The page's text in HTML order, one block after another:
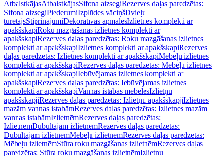
AtbalstkājasAtbalstkājasSifona aizsegiRezerves daļas paredzētas:
Sifona aizsegiPiederumiIzplūdes vāciņšDvieļu
turētājsStiprinājumiDekoratīvās apmalesIzlietnes komplekti ar
apakšskapiRoku mazgāšanas izlietnes komplekti ar
apakšskapiRezerves daļas paredzētas: Roku mazgāšanas izlietnes
komplekti ar apakšskapiIzlietnes komplekti ar apakšskapiRezerves
daļas paredzētas: Izlietnes komplekti ar apakšskapiMēbeļu izlietnes
komplekti ar apakšskapiRezerves daļas paredzētas: Mēbeļu izlietnes
komplekti ar apakšskapiIebūvējamas izlietnes komplekti ar
apakšskapiRezerves daļas paredzētas: Iebūvējamas izlietnes
komplekti ar apakšskapiVannas istabas mēbelesIzlietņu
apakšskapjiRezerves daļas paredzētas: Izlietņu apakšskapjiIzlietnes
mazām vannas istabāmRezerves daļas paredzētas: Izlietnes mazām
vannas istabāmIzlietnēmRezerves daļas paredzētas:
IzlietnēmDubultajām izlietnēmRezerves daļas paredzētas:
Dubultajām izlietnēmMēbeļu izlietnēmRezerves daļas paredzētas:
Mēbeļu izlietnēmStūra roku mazgāšanas izlietnēmRezerves daļas
paredzētas: Stūra roku mazgāšanas izlietnēmIzlietņu